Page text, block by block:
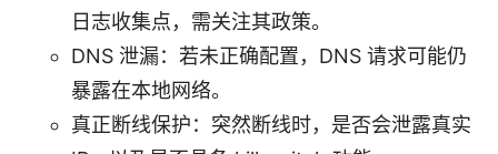
日志收集点，需关注其政策。
DNS 泄漏：若未正确配置，DNS 请求可能仍
暴露在本地网络。
真正断线保护：突然断线时，是否会泄露真实